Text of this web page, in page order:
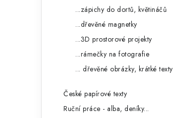
...zápichy do dortů, květináčů
...dřevěné magnetky
...3D prostorové projekty
...rámečky na fotografie
... dřevěné obrázky, krátké texty
České papírové texty
Ruční práce - alba, deníky...